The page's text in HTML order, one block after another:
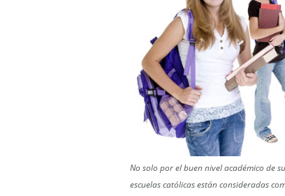
No solo por el buen nivel académico de
escuelas católicas están consideradas